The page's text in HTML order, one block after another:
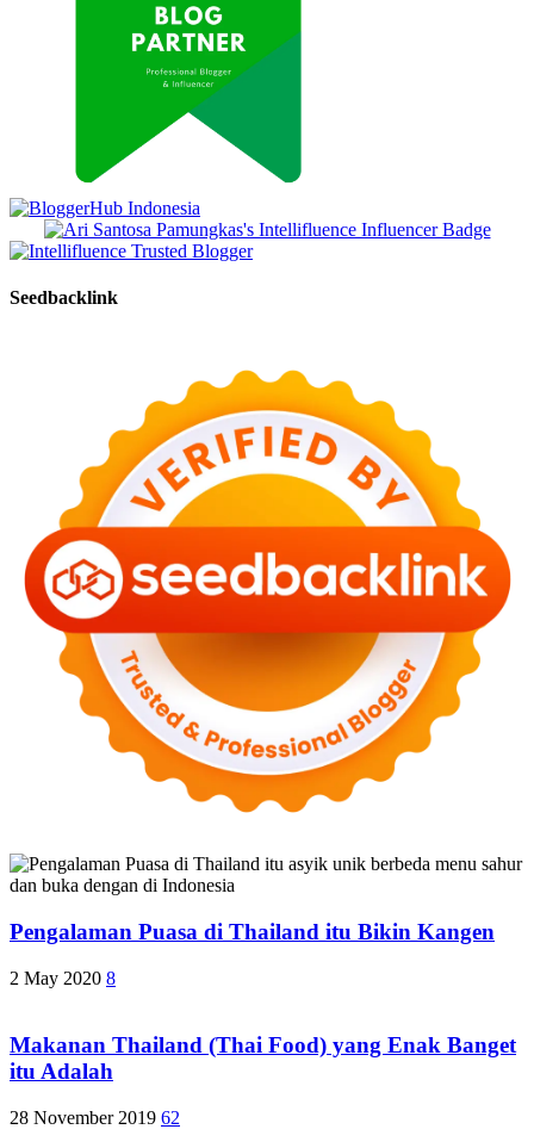
Seedbacklink
Pengalaman Puasa di Thailand itu Bikin Kangen
2 May 2020 8
Makanan Thailand (Thai Food) yang Enak Banget
itu Adalah
28 November 2019 62